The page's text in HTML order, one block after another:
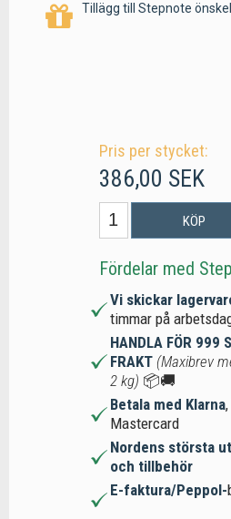
Tillägg till Stepnote
Pris per stycket:
386,00 SEK
KÖP
Fördelar med
Vi skickar
timmar på
HANDLA FÖR 999
FRAKT (Maxibrev
2 kg) 📦🚚
Betala med Klarna
Mastercard
Nordens största
och tillbehör
E-faktura/Peppol-